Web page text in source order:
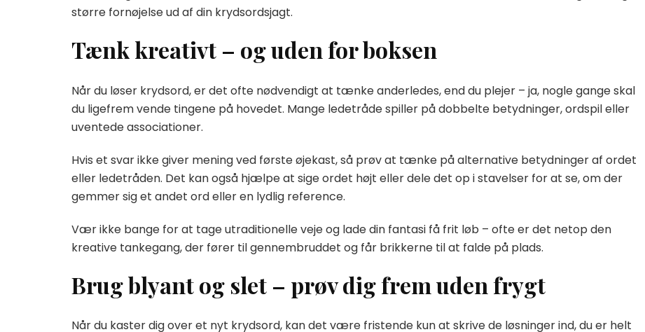
større fornøjelse ud af din krydsordsjagt.
Tænk kreativt – og uden for boksen
Når du løser krydsord, er det ofte nødvendigt at tænke anderledes, end du plejer – ja, nogle gange skal
du ligefrem vende tingene på hovedet. Mange ledetråde spiller på dobbelte betydninger, ordspil eller
uventede associationer.
Hvis et svar ikke giver mening ved første øjekast, så prøv at tænke på alternative betydninger af ordet
eller ledetråden. Det kan også hjælpe at sige ordet højt eller dele det op i stavelser for at se, om der
gemmer sig et andet ord eller en lydlig reference.
Vær ikke bange for at tage utraditionelle veje og lade din fantasi få frit løb – ofte er det netop den
kreative tankegang, der fører til gennembruddet og får brikkerne til at falde på plads.
Brug blyant og slet – prøv dig frem uden frygt
Når du kaster dig over et nyt krydsord, kan det være fristende kun at skrive de løsninger ind, du er helt